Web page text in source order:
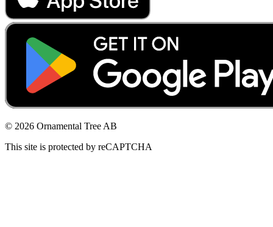
© 2026 Ornamental Tree AB
This site is protected by reCAPTCHA